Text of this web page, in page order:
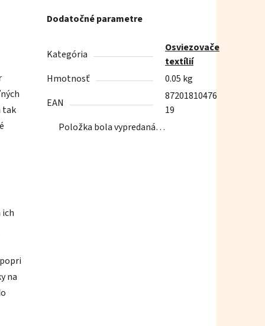
tak
na
Dodatočné parametre
Kategória
Osviezovače
textílií
Hmotnosť
0.05 kg
EAN
87201810476
19
Položka bola vypredaná…